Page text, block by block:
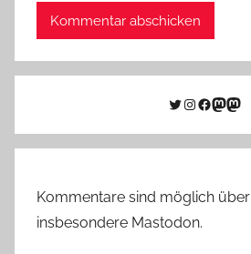
Twitter
Instagram
Link zu
Kommentare sind möglich
insbesondere Mastodon.